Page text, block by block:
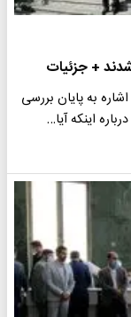
+ جزئیات
به پایان بررسی
اینکه آیا…